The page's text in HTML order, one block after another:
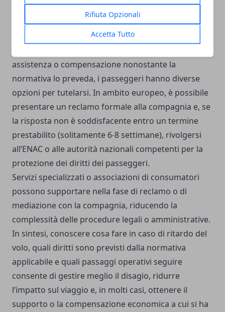
Rifiuta Opzionali
Accetta Tutto
presentare reclami efficaci o per dimostrare
l’effettivo ritardo in caso di controversie.
Cosa fare se la compagnia non riconosce i tuoi diritti
assistenza o compensazione nonostante la
normativa lo preveda, i passeggeri hanno diverse
opzioni per tutelarsi. In ambito europeo, è possibile
presentare un reclamo formale alla compagnia e, se
la risposta non è soddisfacente entro un termine
prestabilito (solitamente 6-8 settimane), rivolgersi
all’ENAC o alle autorità nazionali competenti per la
protezione dei diritti dei passeggeri.
Servizi specializzati o associazioni di consumatori
possono supportare nella fase di reclamo o di
mediazione con la compagnia, riducendo la
complessità delle procedure legali o amministrative.
In sintesi, conoscere cosa fare in caso di ritardo del
volo, quali diritti sono previsti dalla normativa
applicabile e quali passaggi operativi seguire
consente di gestire meglio il disagio, ridurre
l’impatto sul viaggio e, in molti casi, ottenere il
supporto o la compensazione economica a cui si ha